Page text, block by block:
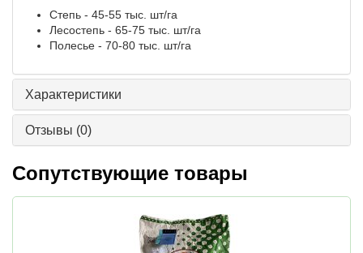
Степь - 45-55 тыс. шт/га
Лесостепь - 65-75 тыс. шт/га
Полесье - 70-80 тыс. шт/га
Характеристики
Отзывы (0)
Сопутствующие товары